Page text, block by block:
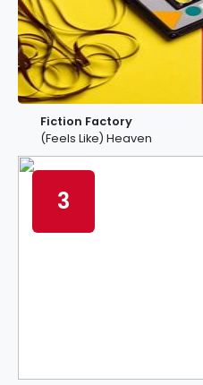
Fiction Factory
(Feels Like) Heaven
3